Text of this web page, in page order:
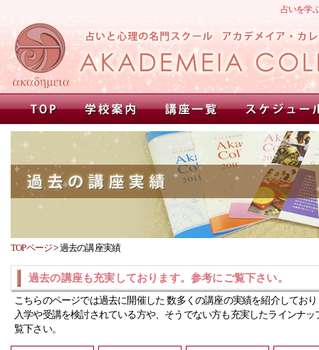
占いを学
TOPページ>過去の講座実績
過去の講座も充実しております。参考にご覧下さい。
こちらのページでは過去に開催した 数多くの講座の実績を紹介してお
入学や受講を検討されている方や、そうでない方も充実したラインナッ
覧下さい。